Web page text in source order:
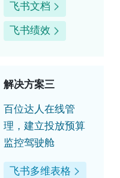
飞书文档
飞书绩效
解决方案三
百位达人在线管
理，建立投放预算
监控驾驶舱
飞书多维表格